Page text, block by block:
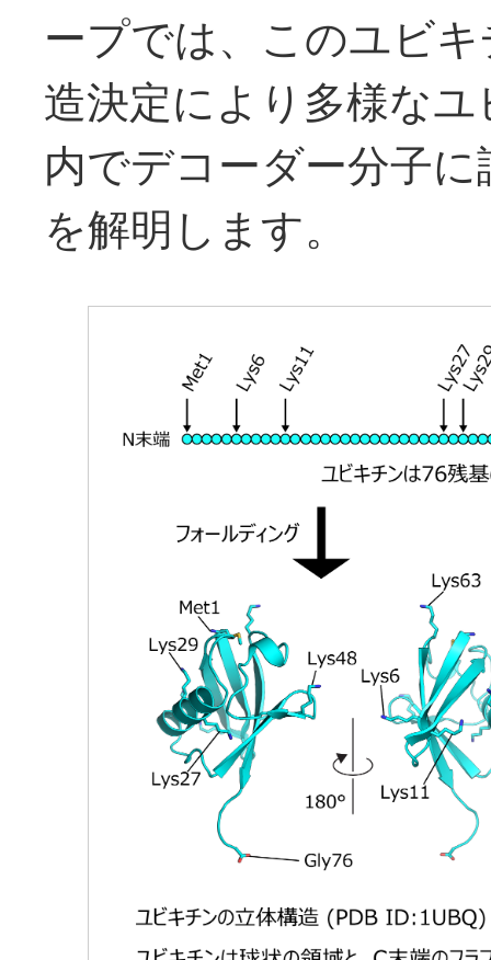
ープでは、このユビ
造決定により多様な
内でデコーダー分子
を解明します。